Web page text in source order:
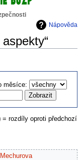
Nápověda
měsíce:
rozdíly oproti předchozí
Mechurova